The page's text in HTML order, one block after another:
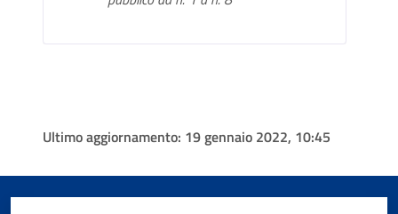
Ultimo aggiornamento: 19 gennaio 2022, 10:45